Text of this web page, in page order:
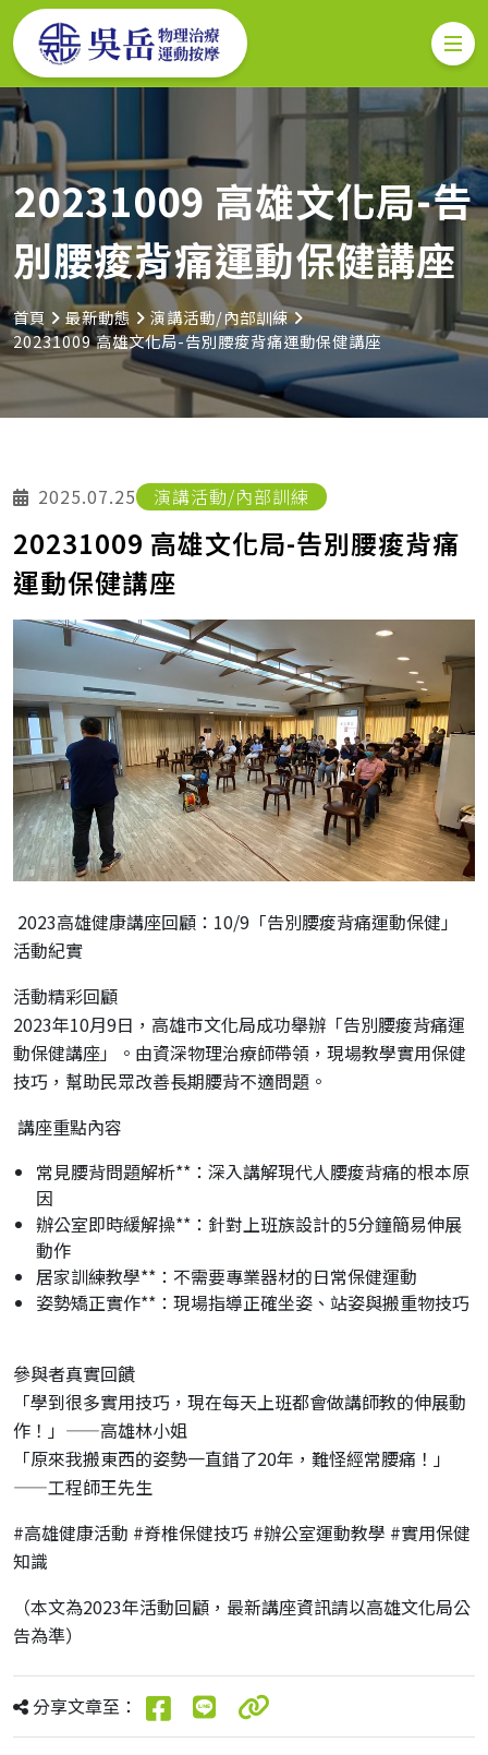
20231009 高雄文化局-告
別腰痠背痛運動保健講座
首頁 最新動態
演講活動/內部訓練
20231009 高雄文化局-告別腰痠背痛運動保健講座
2025.07.25 演講活動/內部訓練
20231009 高雄文化局-告別腰痠背痛
運動保健講座
2023高雄健康講座回顧：10/9「告別腰痠背痛運動保健」
活動紀實
活動精彩回顧
2023年10月9日，高雄市文化局成功舉辦「告別腰痠背痛運
動保健講座」。由資深物理治療師帶領，現場教學實用保健
技巧，幫助民眾改善長期腰背不適問題。
講座重點內容
常見腰背問題解析**：深入講解現代人腰痠背痛的根本原
因
辦公室即時緩解操**：針對上班族設計的5分鐘簡易伸展
動作
居家訓練教學**：不需要專業器材的日常保健運動
姿勢矯正實作**：現場指導正確坐姿、站姿與搬重物技巧
參與者真實回饋
「學到很多實用技巧，現在每天上班都會做講師教的伸展動
作！」——高雄林小姐
「原來我搬東西的姿勢一直錯了20年，難怪經常腰痛！」
——工程師王先生
#高雄健康活動 #脊椎保健技巧 #辦公室運動教學 #實用保健
知識
（本文為2023年活動回顧，最新講座資訊請以高雄文化局公
告為準）
分享文章至：